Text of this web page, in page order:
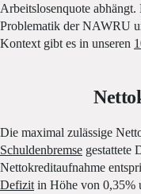
Arbeitslosenquote
Problematik der NAWRU
Kontext gibt es in unseren
Die maximal zulässige
Schuldenbremse gestattete
Nettokreditaufnahme
Defizitin Höhe von 0,35%